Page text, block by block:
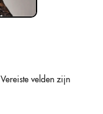
Vereiste velden zijn